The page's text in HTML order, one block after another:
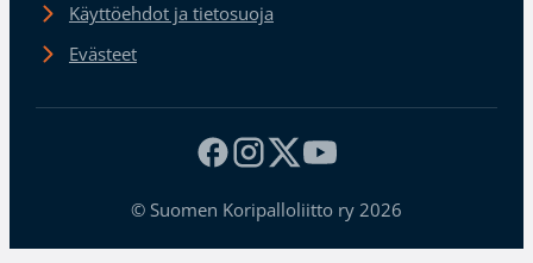
Käyttöehdot ja tietosuoja
Evästeet
© Suomen Koripalloliitto ry 2026